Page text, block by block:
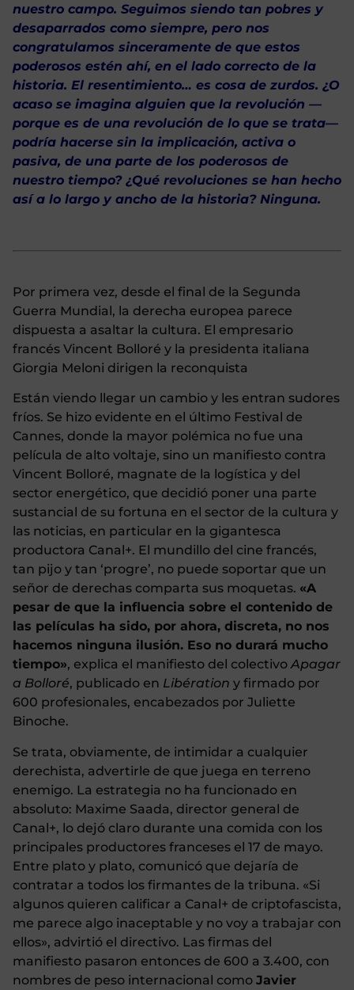
nuestro campo. Seguimos siendo tan pobres y
desaparrados como siempre, pero nos
congratulamos sinceramente de que estos
poderosos estén ahí, en el lado correcto de la
historia. El resentimiento… es cosa de zurdos. ¿O
acaso se imagina alguien que la revolución —
porque es de una revolución de lo que se trata—
podría hacerse sin la implicación, activa o
pasiva, de una parte de los poderosos de
nuestro tiempo? ¿Qué revoluciones se han hecho
así a lo largo y ancho de la historia? Ninguna.
Por primera vez, desde el final de la Segunda
Guerra Mundial, la derecha europea parece
dispuesta a asaltar la cultura. El empresario
francés Vincent Bolloré y la presidenta italiana
Giorgia Meloni dirigen la reconquista
Están viendo llegar un cambio y les entran sudores
fríos. Se hizo evidente en el último Festival de
Cannes, donde la mayor polémica no fue una
película de alto voltaje, sino un manifiesto contra
Vincent Bolloré, magnate de la logística y del
sector energético, que decidió poner una parte
sustancial de su fortuna en el sector de la cultura y
las noticias, en particular en la gigantesca
productora Canal+. El mundillo del cine francés,
tan pijo y tan ‘progre’, no puede soportar que un
señor de derechas comparta sus moquetas. «A
pesar de que la influencia sobre el contenido de
las películas ha sido, por ahora, discreta, no nos
hacemos ninguna ilusión. Eso no durará mucho
tiempo», explica el manifiesto del colectivoApagar
a Bolloré, publicado en Libération y firmado por
600 profesionales, encabezados por Juliette
Binoche.
Se trata, obviamente, de intimidar a cualquier
derechista, advertirle de que juega en terreno
enemigo. La estrategia no ha funcionado en
absoluto: Maxime Saada, director general de
Canal+, lo dejó claro durante una comida con los
principales productores franceses el 17 de mayo.
Entre plato y plato, comunicó que dejaría de
contratar a todos los firmantes de la tribuna. «Si
algunos quieren calificar a Canal+ de criptofascista,
me parece algo inaceptable y no voy a trabajar con
ellos», advirtió el directivo. Las firmas del
manifiesto pasaron entonces de 600 a 3.400, con
nombres de peso internacional como Javier